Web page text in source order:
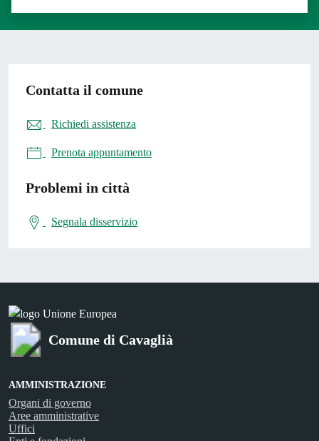
Contatta il comune
Richiedi assistenza
Prenota appuntamento
Problemi in città
Segnala disservizio
Comune di Cavaglià
AMMINISTRAZIONE
Organi di governo
Aree amministrative
Uffici